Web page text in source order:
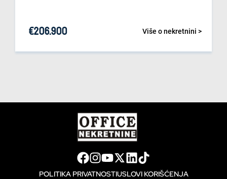
Više o nekretnini >
€206.900
POLITIKA PRIVATNOSTIUSLOVI KORIŠĆENJA